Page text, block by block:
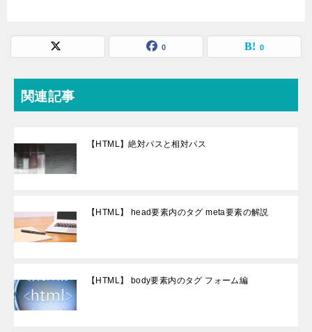
0 0
関連記事
【HTML】絶対パスと相対パス
【HTML】 head要素内のタグ meta要素の解説
【HTML】 body要素内のタグ フォーム編